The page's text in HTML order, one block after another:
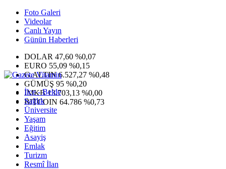
Foto Galeri
Videolar
Canlı Yayın
Günün Haberleri
DOLAR 47,60 %0,07
EURO 55,09 %0,15
G.ALTIN6.527,27 %0,48
GÜMÜŞ 95 %0,20
IMKB13.703,13 %0,00
BITCOIN 64.786 %0,73
İlçe - Belde
Sağlık
Üniversite
Yaşam
Eğitim
Asayiş
Emlak
Turizm
Resmî İlan